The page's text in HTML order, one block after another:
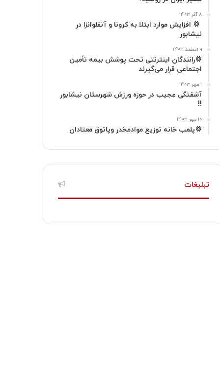
ا
م
۸ آذر ۱۴۰۳
‍ 💢 افزایش موارد ابتلا به کرونا و آنفلوانزا در
نیشابور
۹ اسفند ۱۴۰۳
💢رانندگان اینترنتی تحت پوشش بیمه تأمین
اجتماعی قرار می‌گیرند
۱ مهر ۱۴۰۳
آشفتگی عجیب در حوزه ورزش شهرستان نیشابور
!!
۱۰ مهر ۱۴۰۳
💢پلمب خانه توزیع موادمخدر وپاتوق معتادان
تبلیغات